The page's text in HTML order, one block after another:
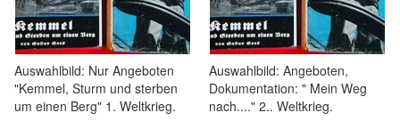
Auswahlbild: Nur Angeboten
"Kemmel, Sturm und sterben
um einen Berg" 1. Weltkrieg.
Auswahlbild: Angeboten,
Dokumentation: " Mein Weg
nach...." 2.. Weltkrieg.